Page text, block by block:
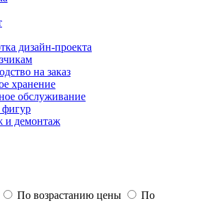
дизайн-проекта
на заказ
хранение
обслуживание
и демонтаж
По возрастанию цены
По